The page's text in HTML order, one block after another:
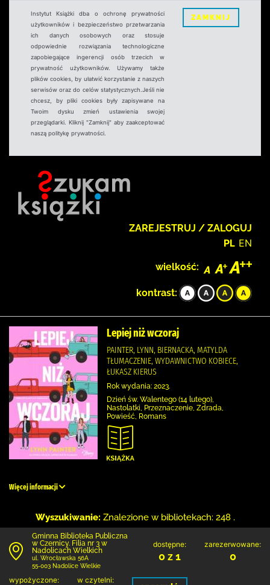
Instytut Książki dba o ochronę prywatności
użytkowników i bezpieczeństwo przetwarzania
ich danych osobowych oraz stosuje
odpowiednie rozwiązania technologiczne
zapobiegające ingerencji osób trzecich w
prywatność użytkowników. Używamy także
plików cookies, by ułatwić korzystanie z naszych
serwisów oraz do celów statystycznych.Jeśli nie
chcesz, by pliki cookies były zapisywane na
Twoim dysku zmień ustawienia swojej
przeglądarki. Kliknij "Zamknij" aby zaakceptować
naszą politykę prywatności.
ZAMKNIJ
ZAREJESTRUJ / ZALOGUJ
PL EN
wielkość:
kontrast:
Lepiej niż wczoraj
PAINTER, LYNN, BIERNACKA, MATYLDA
TŁUMACZENIE, WYDAWNICTWO KOBIECE,
ŁUKASZ KIERUS
Rok wydania: 2023.
Dzień św. Walentego (14 lutego),
Nastolatki, Przeznaczenie, Zdrada,
Powieść, Romans
Więcej informacji
Wyszukiwanie: Znalezione w bibliotekach: 248 .
Gminna Biblioteka Publiczna
w Czernicy. Filia nr 3 w
Nadolicach Wielkich
ul. Wrocławska 56A
55-003 Nadolice Wielkie
dostępne:
0 z 1
zarezerwowane:
0
wypożyczone: w czytelni: